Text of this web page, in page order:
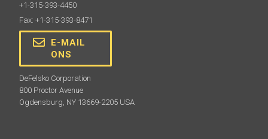
+1-315-393-4450
Fax: +1-315-393-8471
E-MAIL
ONS
DeFelsko Corporation
800 Proctor Avenue
Ogdensburg, NY 13669-2205 USA